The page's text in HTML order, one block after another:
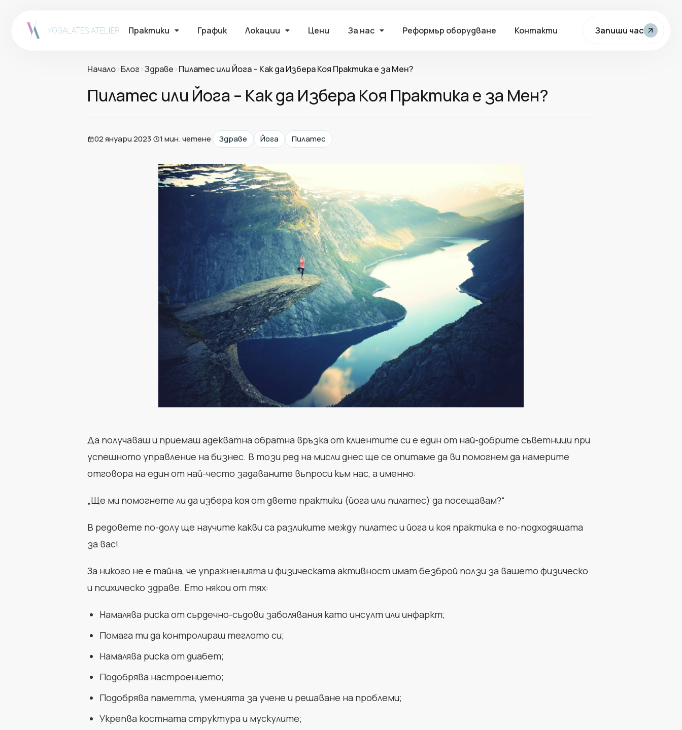
Практики График Локации Цени За нас Реформър оборудване Контакти Запиши час
Начало›Блог›Здраве›Пилатес или Йога – Как да Избера Коя Практика е за Мен?
Пилатес или Йога – Как да Избера Коя Практика е за Мен?
02 януари 2023· 1 мин. четене· Здраве Йога Пилатес
Да получаваш и приемаш адекватна обратна връзка от клиентите си е един от най-добрите съветници при
успешното управление на бизнес. В този ред на мисли днес ще се опитаме да ви помогнем да намерите
отговора на един от най-често задаваните въпроси към нас, а именно:
„Ще ми помогнете ли да избера коя от двете практики (йога или пилатес) да посещавам?“
В редовете по-долу ще научите какви са разликите между пилатес и йога и коя практика е по-подходящата
за вас!
За никого не е тайна, че упражненията и физическата активност имат безброй ползи за вашето физическо
и психическо здраве. Ето някои от тях:
Намалява риска от сърдечно-съдови заболявания като инсулт или инфаркт;
Помага ти да контролираш теглото си;
Намалява риска от диабет;
Подобрява настроението;
Подобрява паметта, уменията за учене и решаване на проблеми;
Укрепва костната структура и мускулите;